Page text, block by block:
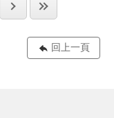
回上一頁